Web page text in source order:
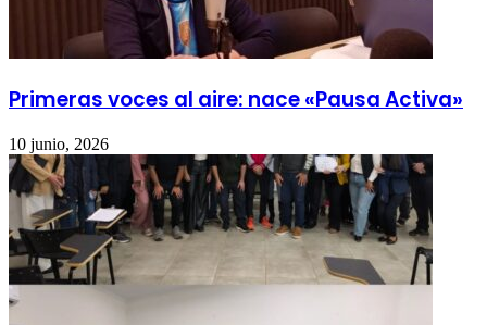
Primeras voces al aire: nace «Pausa Activa»
10 junio, 2026